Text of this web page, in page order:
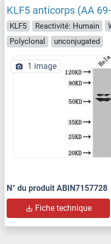
KLF5 anticorps (AA
KLF5 Reactivité: Humain
Polyclonal
unconjugated
1 image
N° du produit ABIN7157728
Fiche technique